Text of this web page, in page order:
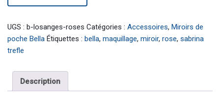
UGS : b-losanges-roses Catégories : Accessoires, Miroirs de
poche Bella Étiquettes : bella, maquillage, miroir, rose, sabrina
trefle
Description